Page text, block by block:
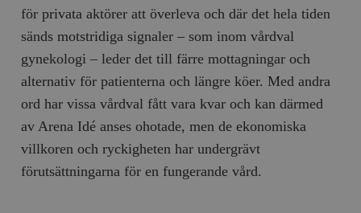
för privata aktörer att överleva och där det hela tiden
sänds motstridiga signaler – som inom vårdval
gynekologi – leder det till färre mottagningar och
alternativ för patienterna och längre köer. Med andra
ord har vissa vårdval fått vara kvar och kan därmed
av Arena Idé anses ohotade, men de ekonomiska
villkoren och ryckigheten har undergrävt
förutsättningarna för en fungerande vård.